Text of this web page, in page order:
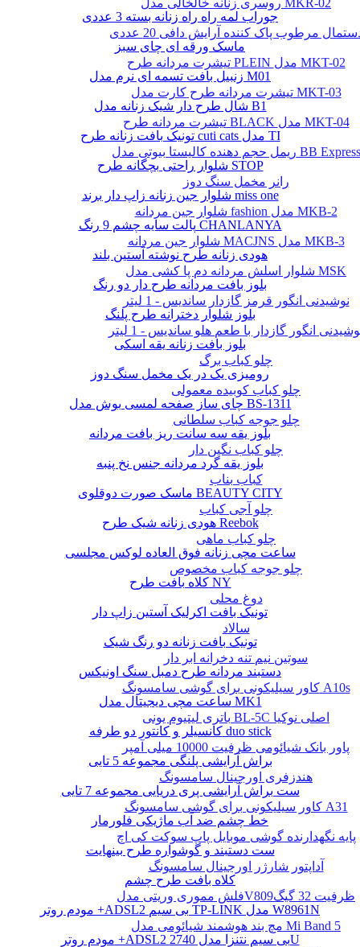
روسری زنانه خالخالی مدل MKR-02
مرطوب پاک کننده آرایش دافی 20 عددی
تیشرت مردانه طرح PLEIN مدل MKT-02
تیشرت مردانه طرح کارت مدل MKT-03
تیشرت مردانه طرح BLACK مدل MKT-04
ریمل حجم دهنده کالیستا بیوتی مدل BB Express
رانر مخمل سنگ دوز
شلوار جین مردانه fashion مدل MKB-2
شلوار جین مردانه MACJNS مدل MKB-3
شلوار اسلش مردانه دم پا کشی مدل MSK
نوشیدنی انگور قرمز گازدار ساندیس - 1 لیتر
انگور گازدار با طعم هلو ساندیس - 1 لیتر
چلو کباب برگ
چلو کباب کوبیده معمولی
چلو جوجه کباب سلطانی
چلو کباب نگین دار
کباب بناب
چلو آجی کباب
چلو کباب ماهی
چلو جوجه کباب مخصوص
دوغ محلی
سالاد
سوتین نیم تنه دخرانه ابر دار
کاور سیلیکونی برای گوشی سامسونگ A10s
باتری لیتیوم یونی BL-5C اصلی نوکیا
پاور بانک شیائومی ظرفیت 10000 میلی آمپر
هندزفری اورجینال سامسونگ
کاور سیلیکونی برای گوشی سامسونگ A31
پایه نگهدارنده گوشی موبایل پاپ سوکت کی اچ
آداپتور شارژر اورجینال سامسونگ
فلش مموری وریتی مدلV809ظرفیت 32 گیگ
مچ بند هوشمند شیائومی مدل Mi Band 5
جوراب لمه راه راه زنانه بسته 3 عددی
ماسک ورقه ای چای سبز
زنبیل بافت تسمه ای نرم مدل M01
شال طرح دار شیک زنانه مدل B1
تونیک بافت زنانه طرح cuti cats مدل TI
شلوار راحتی بچگانه طرح STOP
شلوار جین زنانه زاپ دار برند miss one
پالت سایه چشم 9 رنگ CHANLANYA
هودی زنانه طرح نوشته آستین بلند
بلوز بافت مردانه طرح دار دو رنگ
بلوز شلوار دخترانه طرح پلنگ
بلوز بافت زنانه یقه اسکی
رومیزی یک در یک مخمل سنگ دوز
چای ساز صفحه لمسی بوش مدل BS-1311
بلوز یقه سه سانت ریز بافت مردانه
بلوز یقه گرد مردانه جنس نخ پنبه
ماسک صورت دوقلوی BEAUTY CITY
هودی زنانه شیک طرح Reebok
ساعت مچی زنانه فوق العاده لوکس مجلسی
کلاه بافت طرح NY
تونیک بافت اکرلیک آستین زاپ دار
تونیک بافت زنانه دو رنگ شیک
دستبند مردانه طرح دمبل سنگ اونیکس
ساعت مچی دیجیتال مدل MK1
کانسیلر و کانتور دو طرفه duo stick
براش آرایشی پلنگی مجموعه 5 تایی
ست براش آرایشی پری دریایی مجموعه 7 تایی
خط چشم ضد آب ماژیکی فلورمار
ست دستبند و گوشواره طرح بینهایت
کلاه بافت طرح چشم
مودم روتر +ADSL2 بی سیم TP-LINK مدل W8961N
مودم روتر +ADSL2 بی سیم نتنزا مدل 2740U